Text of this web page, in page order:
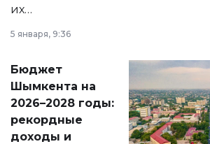
их
принести
народу
Венесуэлы.
5 января, 9:36
Бюджет
Шымкента на
2026–2028 годы:
рекордные
доходы и